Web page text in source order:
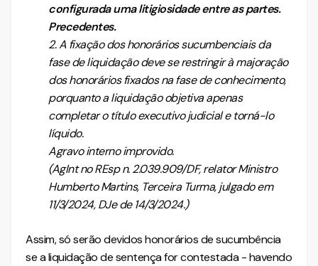
configurada uma litigiosidade entre as partes.
Precedentes.
2. A fixação dos honorários sucumbenciais da
fase de liquidação deve se restringir à majoração
dos honorários fixados na fase de conhecimento,
porquanto a liquidação objetiva apenas
completar o título executivo judicial e torná-lo
líquido.
Agravo interno improvido.
(AgInt no REsp n. 2.039.909/DF, relator Ministro
Humberto Martins, Terceira Turma, julgado em
11/3/2024, DJe de 14/3/2024.)
Assim, só serão devidos honorários de sucumbência
se a liquidação de sentença for contestada - havendo